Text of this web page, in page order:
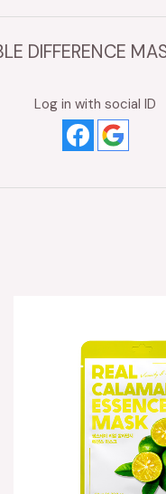
DIFFERENCE
Log in with social ID